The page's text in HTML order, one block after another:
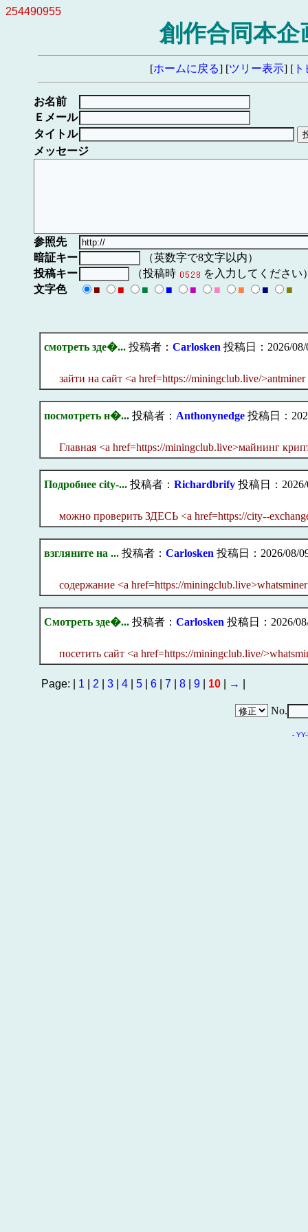
254490955
創作合同本
[ホームに戻る] [ツリー表示] [
お名前
Ｅメール
タイトル
メッセージ
参照先
暗証キー
（英数字で8文字以内）
投稿キー
（投稿時
を入力してください
文字色
■ ■ ■ ■ ■ ■ ■ ■ ■
смотреть зде�...投稿者： Carlosken 投稿日：2026/
зайти на сайт <a href=https://miningclub.live/
посмотреть н�...投稿者： Anthonynedge投稿日：
Главная <a href=https://miningclub.live>майнинг
Подробнее city-...投稿者： Richardbrify投稿日：2026/
можно проверить ЗДЕСЬ <a href=https://city--
взгляните на ...投稿者： Carlosken 投稿日：2026/08/
содержание <a href=https://
Смотреть зде�...投稿者： Carlosken 投稿日：2026/
посетить сайт <a href=https://miningclub.live/
Page: | 1 2 3| 4| 5| 6| 7 8| 9| 10| →
No.
-